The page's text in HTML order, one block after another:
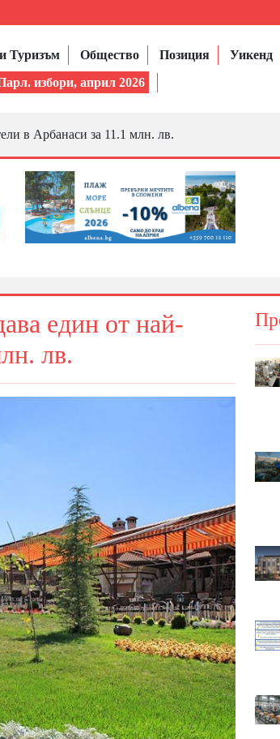
Туризъм Общество Позиция Уикенд
избори, април 2026
в Арбанаси за 11.1 млн. лв.
един от най-
лв.